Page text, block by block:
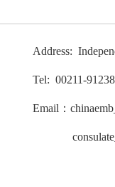
Address:
Tel: 00211-
Email：